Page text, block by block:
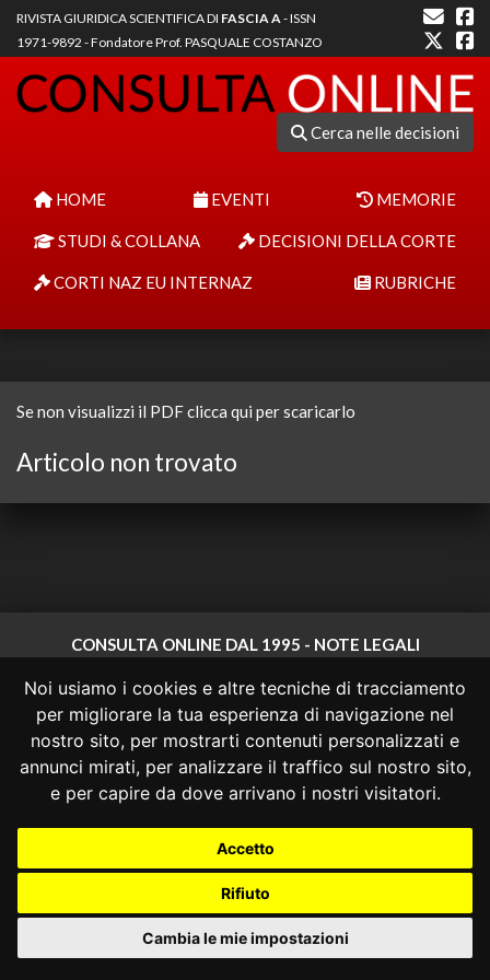
Noi usiamo i cookies e altre tecniche di tracciamento
per migliorare la tua esperienza di navigazione nel
nostro sito, per mostrarti contenuti personalizzati e
annunci mirati, per analizzare il traffico sul nostro sito,
e per capire da dove arrivano i nostri visitatori.
Accetto
Rifiuto
Cambia le mie impostazioni
RIVISTA GIURIDICA SCIENTIFICA DI FASCIA A- ISSN
1971-9892 - Fondatore Prof. PASQUALE COSTANZO
Cerca nelle decisioni
HOME EVENTI MEMORIE
STUDI & COLLANA DECISIONI DELLA CORTE
CORTI NAZ EU INTERNAZ RUBRICHE
Se non visualizzi il PDF clicca qui per scaricarlo
Articolo non trovato
CONSULTA ONLINE DAL 1995 - NOTE LEGALI
Consulta OnLine non ha prodotto e non è responsabile per i contenuti e
le informazioni legali di siti collegati.
La consultazione di questi o del materiale contenuto nel sito non
costituisce una relazione di consulenza legale.
Nessuno deve confidare o agire in base alle informazioni disponibili in
questo sito senza una consulenza legale professionale.
Consulta OnLine|